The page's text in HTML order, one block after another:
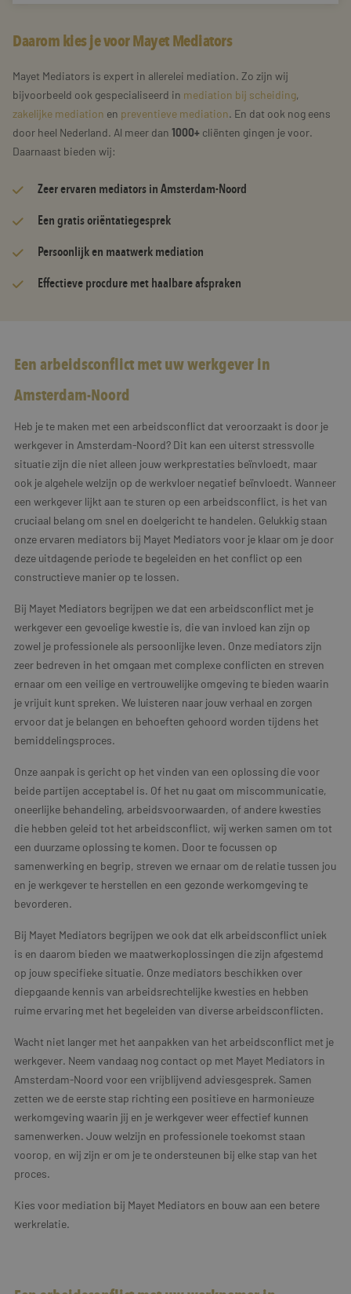
Daarom kies je voor Mayet Mediators
Mayet Mediators is expert in allerelei mediation. Zo zijn wij
bijvoorbeeld ook gespecialiseerd in mediation bij scheiding,
zakelijke mediation en preventieve mediation. En dat ook nog eens
door heel Nederland. Al meer dan 1000+ cliënten gingen je voor.
Daarnaast bieden wij:
Zeerervaren mediators in Amsterdam-Noord
Een gratis oriëntatiegesprek
Persoonlijk en maatwerk mediation
Effectieve procdure met haalbare afspraken
Een arbeidsconflict met uw werkgever in
Amsterdam-Noord
Heb je te maken met een arbeidsconflict dat veroorzaakt is door je
werkgever in Amsterdam-Noord? Dit kan een uiterst stressvolle
situatie zijn die niet alleen jouw werkprestaties beïnvloedt, maar
ook je algehele welzijn op de werkvloer negatief beïnvloedt. Wanneer
een werkgever lijkt aan te sturen op een arbeidsconflict, is het van
cruciaal belang om snel en doelgericht te handelen. Gelukkig staan
onze ervaren mediators bij Mayet Mediators voor je klaar om je door
deze uitdagende periode te begeleiden en het conflict op een
constructieve manier op te lossen.
Bij Mayet Mediators begrijpen we dat een arbeidsconflict met je
werkgever een gevoelige kwestie is, die van invloed kan zijn op
zowel je professionele als persoonlijke leven. Onze mediators zijn
zeer bedreven in het omgaan met complexe conflicten en streven
ernaar om een veilige en vertrouwelijke omgeving te bieden waarin
je vrijuit kunt spreken. We luisteren naar jouw verhaal en zorgen
ervoor dat je belangen en behoeften gehoord worden tijdens het
bemiddelingsproces.
Onze aanpak is gericht op het vinden van een oplossing die voor
beide partijen acceptabel is. Of het nu gaat om miscommunicatie,
oneerlijke behandeling, arbeidsvoorwaarden, of andere kwesties
die hebben geleid tot het arbeidsconflict, wij werken samen om tot
een duurzame oplossing te komen. Door te focussen op
samenwerking en begrip, streven we ernaar om de relatie tussen jou
en je werkgever te herstellen en een gezonde werkomgeving te
bevorderen.
Bij Mayet Mediators begrijpen we ook dat elk arbeidsconflict uniek
is en daarom bieden we maatwerkoplossingen die zijn afgestemd
op jouw specifieke situatie. Onze mediators beschikken over
diepgaande kennis van arbeidsrechtelijke kwesties en hebben
ruime ervaring met het begeleiden van diverse arbeidsconflicten.
Wacht niet langer met het aanpakken van het arbeidsconflict met je
werkgever. Neem vandaag nog contact op met Mayet Mediators in
Amsterdam-Noord voor een vrijblijvend adviesgesprek. Samen
zetten we de eerste stap richting een positieve en harmonieuze
werkomgeving waarin jij en je werkgever weer effectief kunnen
samenwerken. Jouw welzijn en professionele toekomst staan
voorop, en wij zijn er om je te ondersteunen bij elke stap van het
proces.
Kies voor mediation bij Mayet Mediators en bouw aan een betere
werkrelatie.